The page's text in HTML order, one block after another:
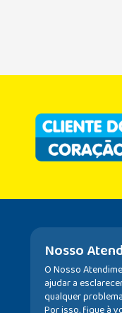
Nosso
O Nosso
ajudar a
qualquer